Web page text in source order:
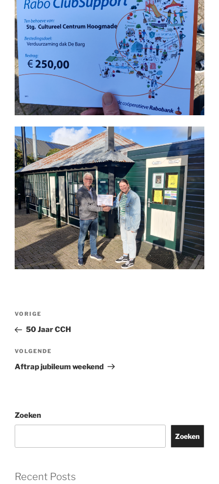
Bericht
Vorig
bericht
VORIGE
50 Jaar CCH
Volgend
bericht
VOLGENDE
Aftrap jubileum weekend
Zoeken
Zoeken
Recent Posts